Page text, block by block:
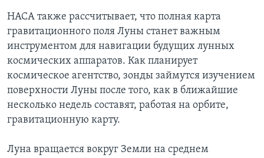
НАСА также рассчитывает, что полная карта
гравитационного поля Луны станет важным
инструментом для навигации будущих лунных
космических аппаратов. Как планирует
космическое агентство, зонды займутся изучением
поверхности Луны после того, как в ближайшие
несколько недель составят, работая на орбите,
гравитационную карту.
Луна вращается вокруг Земли на среднем